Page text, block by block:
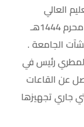
العالي
والبحث العلمي صباح يومنا هذا الأحد: 23 محرم 1444هـ
مباني ومنشآت الجامعة .
رئيس في
عن القاعات
جاري تجهيزها